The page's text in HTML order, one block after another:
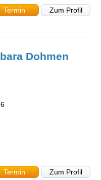
Termin Zum Profil
Dohmen
Termin Zum Profil